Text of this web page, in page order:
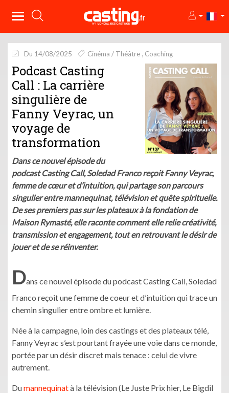
Du 14/08/2025 Cinéma / Théâtre Coaching
Podcast Casting
Call : La carrière
singulière de
Fanny Veyrac, un
voyage de
transformation
Dans ce nouvel épisode du
podcast Casting Call, Soledad Franco reçoit Fanny Veyrac,
femme de cœur et d’intuition, qui partage son parcours
singulier entre mannequinat, télévision et quête spirituelle.
De ses premiers pas sur les plateaux à la fondation de
Maison Rymasté, elle raconte comment elle relie créativité,
transmission et engagement, tout en retrouvant le désir de
jouer et de se réinventer.
Dans ce nouvel épisode du podcast Casting Call, Soledad
Franco reçoit une femme de coeur et d’intuition qui trace un
chemin singulier entre ombre et lumière.
Née à la campagne, loin des castings et des plateaux télé,
Fanny Veyrac s’est pourtant frayée une voie dans ce monde,
portée par un désir discret mais tenace : celui de vivre
autrement.
Dumannequinatà la télévision (Le Juste Prix hier, Le Bigdil